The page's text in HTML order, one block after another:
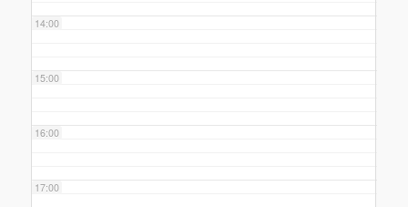
14:00
15:00
16:00
17:00